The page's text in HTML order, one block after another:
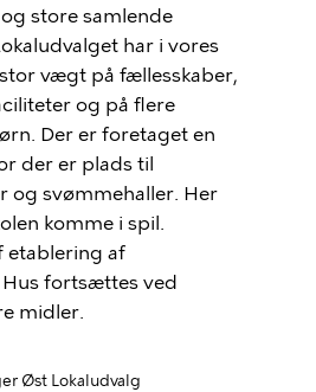
store samlende
har i vores
vægt på fællesskaber,
og på flere
Der er foretaget en
der er plads til
og svømmehaller. Her
komme i spil.
etablering af
fortsættes ved
midler.
Øst Lokaludvalg